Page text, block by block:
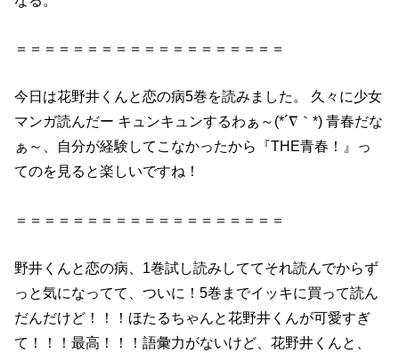
＝＝＝＝＝＝＝＝＝＝＝＝＝＝＝＝＝＝＝
今日は花野井 くんと恋の病5巻を読みました。 久々に少女
マンガ読んだー キュンキュンするわぁ～(*´∇｀*) 青春だな
ぁ～、自分が経験してこなかったから『THE青春！』っ
てのを見る と楽しいですね！
＝＝＝＝＝＝＝＝＝＝＝＝＝＝＝＝＝＝＝
野井 くんと恋の病 、1巻試し読みしててそれ読んでからず
っと気になってて、ついに！5巻 までイッキに買って読ん
だんだけど！！！ほたるちゃんと花野井 くんが可愛すぎ
て！！！最高！！！語彙力がないけど、花野井 くんと